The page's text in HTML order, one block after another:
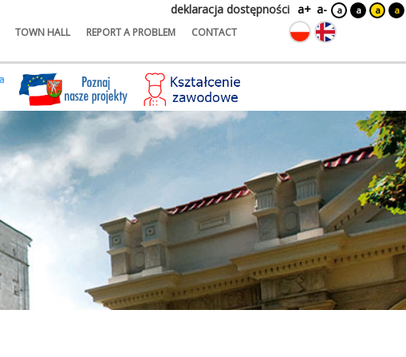
TOWN HALL REPORT A PROBLEM CONTACT
deklaracja dostępności a+ a- a a a a